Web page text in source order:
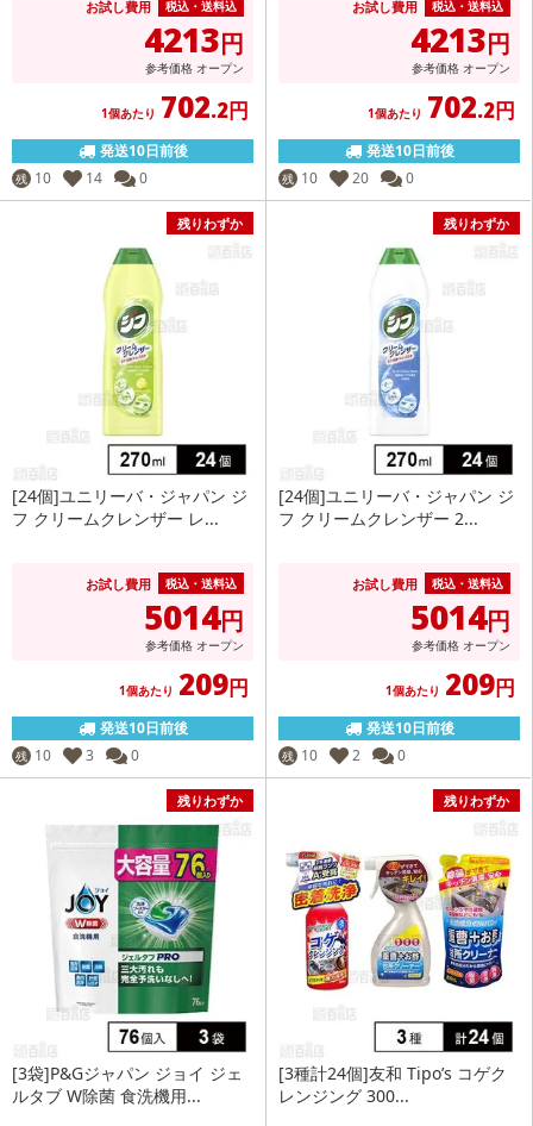
お試し費用 税込・送料込
4213円
参考価格 オープン
1個あたり 702.2円
発送10日前後
残 10 14 0
お試し費用 税込・送料込
4213円
参考価格 オープン
1個あたり 702.2円
発送10日前後
残 10 20 0
残りわずか
[24個]ユニリーバ・ジャパン ジ
フ クリームクレンザー レ...
お試し費用 税込・送料込
5014円
参考価格 オープン
1個あたり 209円
発送10日前後
残 10 3 0
残りわずか
[24個]ユニリーバ・ジャパン ジ
フ クリームクレンザー 2...
お試し費用 税込・送料込
5014円
参考価格 オープン
1個あたり 209円
発送10日前後
残 10 2 0
残りわずか
[3袋]P&Gジャパン ジョイ ジェ
ルタブ W除菌 食洗機用...
残りわずか
[3種計24個]友和 Tipo’s コゲク
レンジング 300...